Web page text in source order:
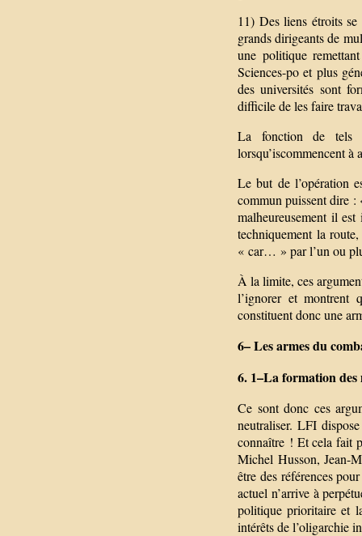
11) Des liens étroits
grands dirigeants de
une politique
Sciences-po et plus
des universités sont
difficile de les faire
La fonction de tels
lorsqu’iscommencent à
Le but de l’opération
commun puissent dire :
malheureusement il
techniquement la
« car… » par l’un ou
À la limite, ces
l’ignorer et montrent
constituent donc une
6– Les armes du
6. 1–La formation
Ce sont donc ces
neutraliser. LFI
connaître ! Et cela fait
Michel Husson, Jean-
être des références
actuel n’arrive à
politique prioritaire et
intérêts de l’oligarchie